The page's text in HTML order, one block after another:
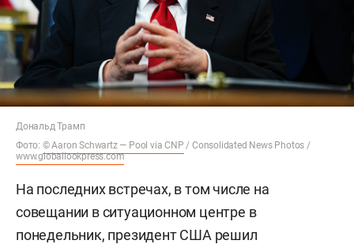
Дональд Трамп
Фото: © Aaron Schwartz — Pool via CNP / Consolidated News Photos /
www.globallookpress.com
На последних встречах, в том числе на
совещании в ситуационном центре в
понедельник, президент США решил